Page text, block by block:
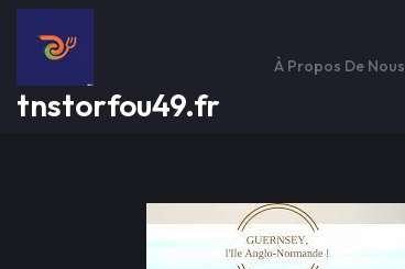
Passer
contenu
tnstorfou49.fr
À Propos De Nous